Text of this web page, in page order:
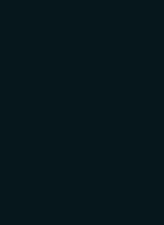
LinkedIn